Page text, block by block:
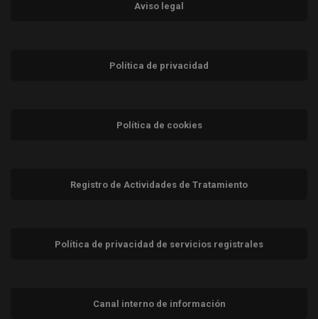
Aviso legal
Política de privacidad
Política de cookies
Registro de Actividades de Tratamiento
Política de privacidad de servicios registrales
Canal interno de información